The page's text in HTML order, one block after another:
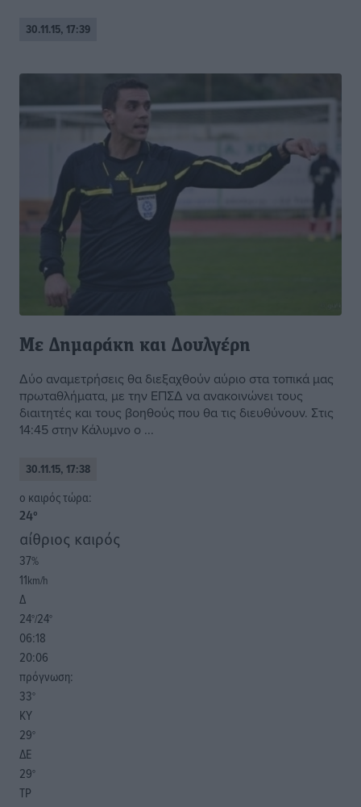
30.11.15, 17:39
Με Δημαράκη και Δουλγέρη
Δύο αναμετρήσεις θα διεξαχθούν αύριο στα τοπικά μας
πρωταθλήματα, με την ΕΠΣΔ να ανακοινώνει τους
διαιτητές και τους βοηθούς που θα τις διευθύνουν. Στις
14:45 στην Κάλυμνο ο ...
30.11.15, 17:38
o καιρός τώρα:
24°
αίθριος καιρός
37%
11km/h
Δ
24°/24°
06:18
20:06
πρόγνωση:
33°
ΚΥ
29°
ΔΕ
29°
ΤΡ